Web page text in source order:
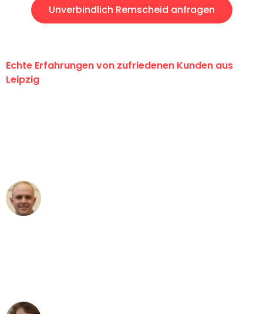
Unverbindlich Remscheid anfragen
Echte Erfahrungen von zufriedenen Kunden aus
Leipzig